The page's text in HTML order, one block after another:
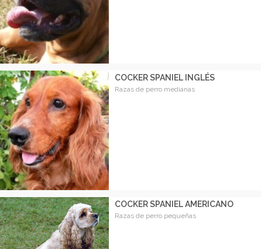
COCKER SPANIEL INGLÉS
Razas de perro medianas
COCKER SPANIEL AMERICANO
Razas de perro pequeñas